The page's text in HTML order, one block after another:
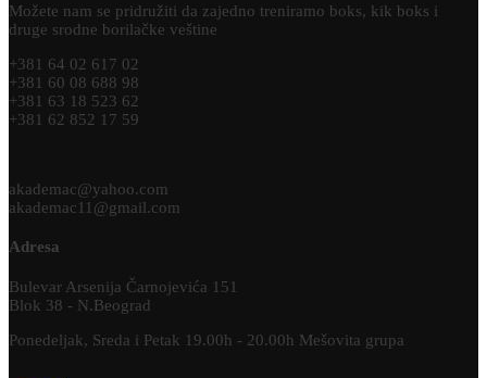
Možete nam se pridružiti da zajedno treniramo boks, kik boks i
druge srodne borilačke veštine
+381 64 02 617 02
+381 60 08 688 98
+381 63 18 523 62
+381 62 852 17 59
akademac@yahoo.com
akademac11@gmail.com
Adresa
Bulevar Arsenija Čarnojevića 151
Blok 38 - N.Beograd
Ponedeljak, Sreda i Petak 19.00h - 20.00h Mešovita grupa